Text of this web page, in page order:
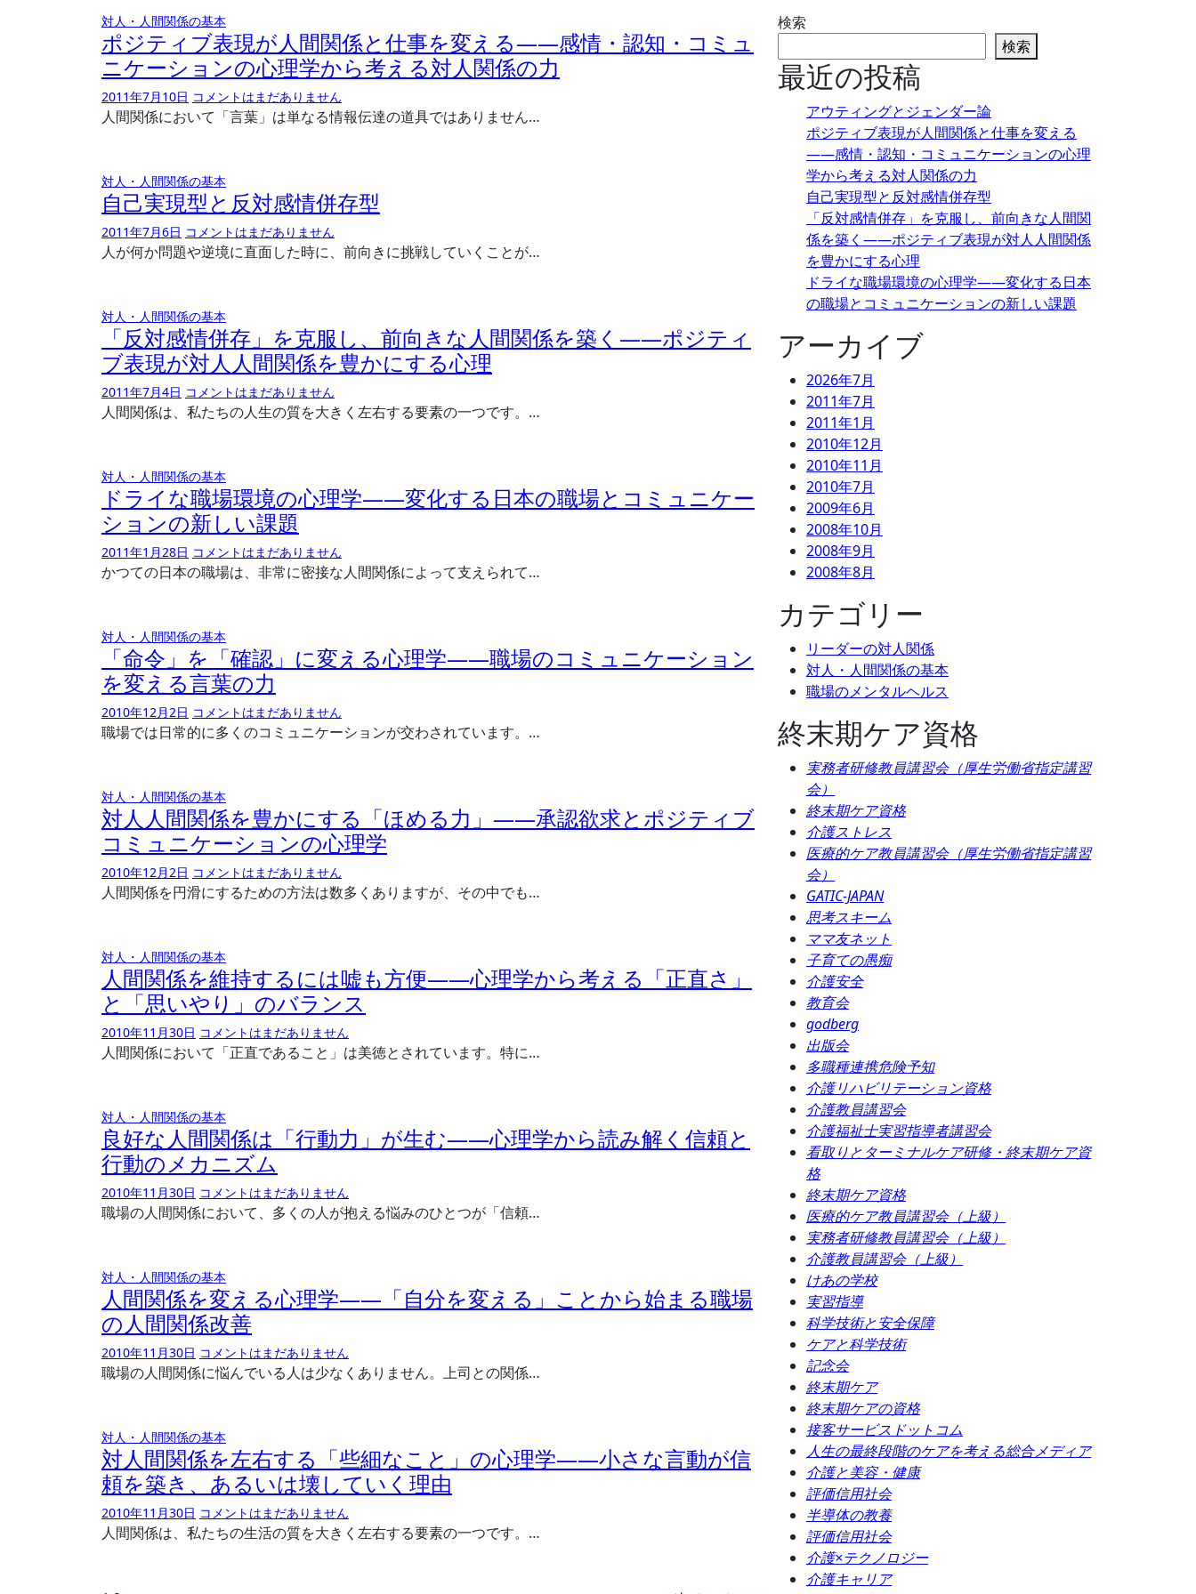
対人・人間関係の基本
ポジティブ表現が人間関係と仕事を変える――感情・認知・コミュ
ニケーションの心理学から考える対人関係の力
2011年7月10日 コメントはまだありません
人間関係において「言葉」は単なる情報伝達の道具ではありません…
対人・人間関係の基本
自己実現型と反対感情併存型
2011年7月6日 コメントはまだありません
人が何か問題や逆境に直面した時に、前向きに挑戦していくことが…
対人・人間関係の基本
「反対感情併存」を克服し、前向きな人間関係を築く――ポジティ
ブ表現が対人人間関係を豊かにする心理
2011年7月4日 コメントはまだありません
人間関係は、私たちの人生の質を大きく左右する要素の一つです。…
対人・人間関係の基本
ドライな職場環境の心理学――変化する日本の職場とコミュニケー
ションの新しい課題
2011年1月28日 コメントはまだありません
かつての日本の職場は、非常に密接な人間関係によって支えられて…
対人・人間関係の基本
「命令」を「確認」に変える心理学――職場のコミュニケーション
を変える言葉の力
2010年12月2日 コメントはまだありません
職場では日常的に多くのコミュニケーションが交わされています。…
対人・人間関係の基本
対人人間関係を豊かにする「ほめる力」――承認欲求とポジティブ
コミュニケーションの心理学
2010年12月2日 コメントはまだありません
人間関係を円滑にするための方法は数多くありますが、その中でも…
対人・人間関係の基本
人間関係を維持するには嘘も方便――心理学から考える「正直さ」
と「思いやり」のバランス
2010年11月30日 コメントはまだありません
人間関係において「正直であること」は美徳とされています。特に…
対人・人間関係の基本
良好な人間関係は「行動力」が生む――心理学から読み解く信頼と
行動のメカニズム
2010年11月30日 コメントはまだありません
職場の人間関係において、多くの人が抱える悩みのひとつが「信頼…
対人・人間関係の基本
人間関係を変える心理学――「自分を変える」ことから始まる職場
の人間関係改善
2010年11月30日 コメントはまだありません
職場の人間関係に悩んでいる人は少なくありません。上司との関係…
対人・人間関係の基本
対人間関係を左右する「些細なこと」の心理学――小さな言動が信
頼を築き、あるいは壊していく理由
2010年11月30日 コメントはまだありません
人間関係は、私たちの生活の質を大きく左右する要素の一つです。…
検索
検索
最近の投稿
アウティングとジェンダー論
ポジティブ表現が人間関係と仕事を変える
――感情・認知・コミュニケーションの心理
学から考える対人関係の力
自己実現型と反対感情併存型
「反対感情併存」を克服し、前向きな人間関
係を築く――ポジティブ表現が対人人間関係
を豊かにする心理
ドライな職場環境の心理学――変化する日本
の職場とコミュニケーションの新しい課題
アーカイブ
2026年7月
2011年7月
2011年1月
2010年12月
2010年11月
2010年7月
2009年6月
2008年10月
2008年9月
2008年8月
カテゴリー
リーダーの対人関係
対人・人間関係の基本
職場のメンタルヘルス
終末期ケア資格
実務者研修教員講習会（厚生労働省指定講習
会）
終末期ケア資格
介護ストレス
医療的ケア教員講習会（厚生労働省指定講習
会）
GATIC-JAPAN
思考スキーム
ママ友ネット
子育ての愚痴
介護安全
教育会
godberg
出版会
多職種連携危険予知
介護リハビリテーション資格
介護教員講習会
介護福祉士実習指導者講習会
看取りとターミナルケア研修・終末期ケア資
格
終末期ケア資格
医療的ケア教員講習会（上級）
実務者研修教員講習会（上級）
介護教員講習会（上級）
けあの学校
実習指導
科学技術と安全保障
ケアと科学技術
記念会
終末期ケア
終末期ケアの資格
接客サービスドットコム
人生の最終段階のケアを考える総合メディア
介護と美容・健康
評価信用社会
半導体の教養
評価信用社会
介護×テクノロジー
介護キャリア